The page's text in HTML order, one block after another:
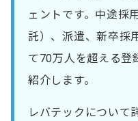
ェントです。中途採
託）、派遣、新卒採
て70万人を超える登
紹介します。
レバテックについて